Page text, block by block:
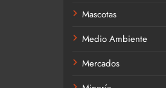
Mascotas
Medio Ambiente
Mercados